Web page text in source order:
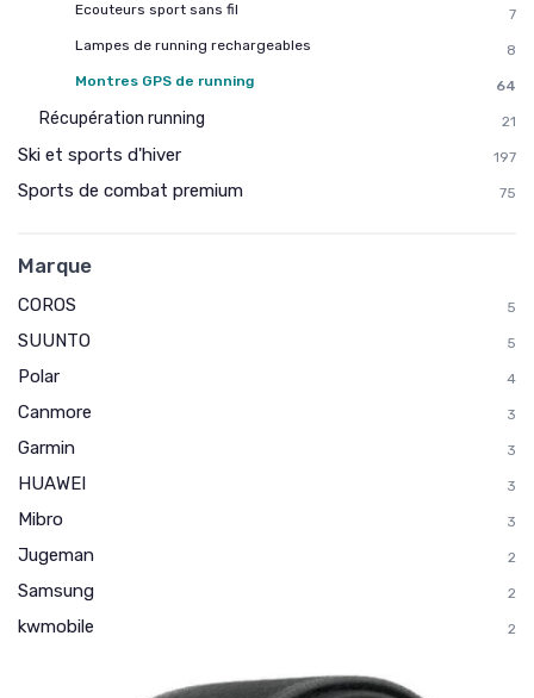
Ecouteurs sport sans fil
7
Lampes de running rechargeables
8
Montres GPS de running
64
Récupération running 21
Ski et sports d'hiver 197
Sports de combat premium 75
Marque
COROS 5
SUUNTO 5
Polar 4
Canmore 3
Garmin 3
HUAWEI 3
Mibro 3
Jugeman 2
Samsung 2
kwmobile 2